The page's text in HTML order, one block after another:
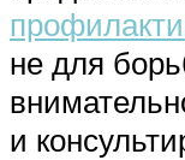
не для
и